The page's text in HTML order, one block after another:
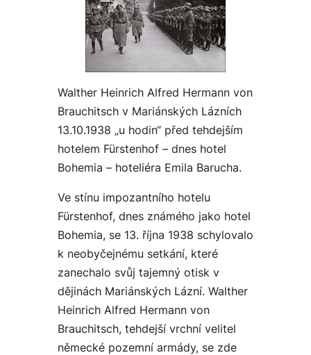
Walther Heinrich Alfred Hermann von
Brauchitsch v Mariánských Lázních
13.10.1938 „u hodin“ před tehdejším
hotelem Fürstenhof – dnes hotel
Bohemia – hoteliéra Emila Barucha.
Ve stínu impozantního hotelu
Fürstenhof, dnes známého jako hotel
Bohemia, se 13. října 1938 schylovalo
k neobyčejnému setkání, které
zanechalo svůj tajemný otisk v
dějinách Mariánských Lázní. Walther
Heinrich Alfred Hermann von
Brauchitsch, tehdejší vrchní velitel
německé pozemní armády, se zde